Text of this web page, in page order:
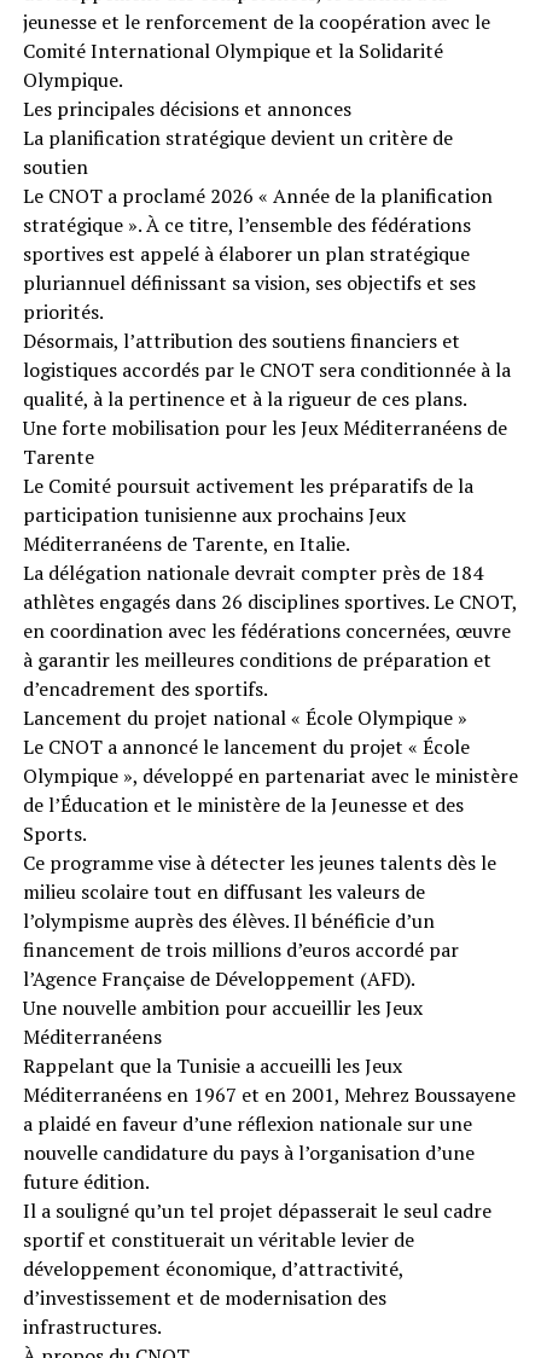
jeunesse et le renforcement de la coopération avec le
Comité International Olympique et la Solidarité
Olympique.
Les principales décisions et annonces
La planification stratégique devient un critère de
soutien
Le CNOT a proclamé 2026 « Année de la planification
stratégique ». À ce titre, l’ensemble des fédérations
sportives est appelé à élaborer un plan stratégique
pluriannuel définissant sa vision, ses objectifs et ses
priorités.
Désormais, l’attribution des soutiens financiers et
logistiques accordés par le CNOT sera conditionnée à la
qualité, à la pertinence et à la rigueur de ces plans.
Une forte mobilisation pour les Jeux Méditerranéens de
Tarente
Le Comité poursuit activement les préparatifs de la
participation tunisienne aux prochains Jeux
Méditerranéens de Tarente, en Italie.
La délégation nationale devrait compter près de 184
athlètes engagés dans 26 disciplines sportives. Le CNOT,
en coordination avec les fédérations concernées, œuvre
à garantir les meilleures conditions de préparation et
d’encadrement des sportifs.
Lancement du projet national « École Olympique »
Le CNOT a annoncé le lancement du projet « École
Olympique », développé en partenariat avec le ministère
de l’Éducation et le ministère de la Jeunesse et des
Sports.
Ce programme vise à détecter les jeunes talents dès le
milieu scolaire tout en diffusant les valeurs de
l’olympisme auprès des élèves. Il bénéficie d’un
financement de trois millions d’euros accordé par
l’Agence Française de Développement (AFD).
Une nouvelle ambition pour accueillir les Jeux
Méditerranéens
Rappelant que la Tunisie a accueilli les Jeux
Méditerranéens en 1967 et en 2001, Mehrez Boussayene
a plaidé en faveur d’une réflexion nationale sur une
nouvelle candidature du pays à l’organisation d’une
future édition.
Il a souligné qu’un tel projet dépasserait le seul cadre
sportif et constituerait un véritable levier de
développement économique, d’attractivité,
d’investissement et de modernisation des
infrastructures.